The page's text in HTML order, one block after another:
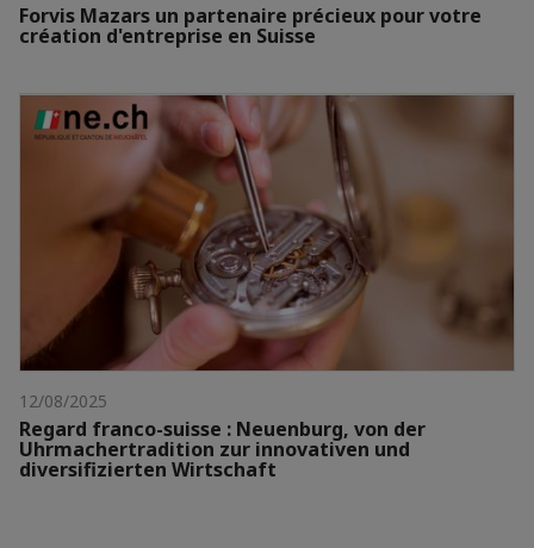
Forvis Mazars un partenaire précieux pour votre
création d'entreprise en Suisse
12/08/2025
Regard franco-suisse : Neuenburg, von der
Uhrmachertradition zur innovativen und
diversifizierten Wirtschaft